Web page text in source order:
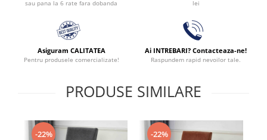
sau pana la 6 rate fara dobanda
lei
Asiguram CALITATEA
Pentru produsele comercializate!
Ai INTREBARI? Contacteaza-ne!
Raspundem rapid nevoilor tale.
PRODUSE SIMILARE
-22% -22%